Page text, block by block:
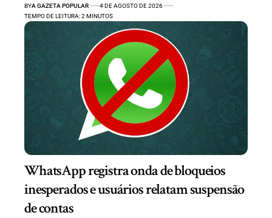
BYA GAZETA POPULAR
4 DE AGOSTO DE 2026
TEMPO DE LEITURA: 2 MINUTOS
WhatsApp registra onda de bloqueios
inesperados e usuários relatam suspensão
de contas